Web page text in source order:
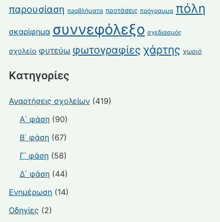
παρουσίαση προβλήματα προτάσεις πρόγραμμα πόλη
σκαρίφημα συννεφόλεξο σχεδιασμός
σχολείο φυτεύω φωτογραφίες χάρτης χωριό
Kατηγορίες
Αναρτήσεις σχολείων(419)
Α΄ φάση(90)
Β΄ φάση(67)
Γ΄ φάση(58)
Δ΄ φάση(44)
Ενημέρωση(14)
Οδηγίες (2)